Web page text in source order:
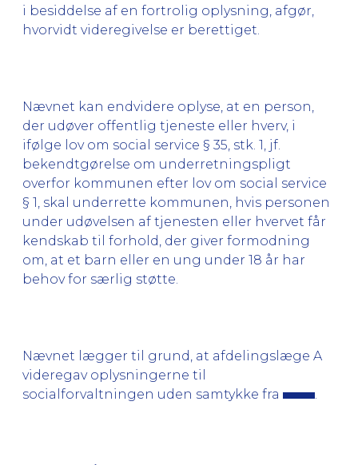
i besiddelse af en fortrolig oplysning, afgør,
hvorvidt videregivelse er berettiget.
Nævnet kan endvidere oplyse, at en person,
der udøver offentlig tjeneste eller hverv, i
ifølge lov om social service § 35, stk. 1, jf.
bekendtgørelse om underretningspligt
overfor kommunen efter lov om social service
§ 1, skal underrette kommunen, hvis personen
under udøvelsen af tjenesten eller hvervet får
kendskab til forhold, der giver formodning
om, at et barn eller en ung under 18 år har
behov for særlig støtte.
Nævnet lægger til grund, at afdelingslæge A
videregav oplysningerne til
socialforvaltningen uden samtykke fra